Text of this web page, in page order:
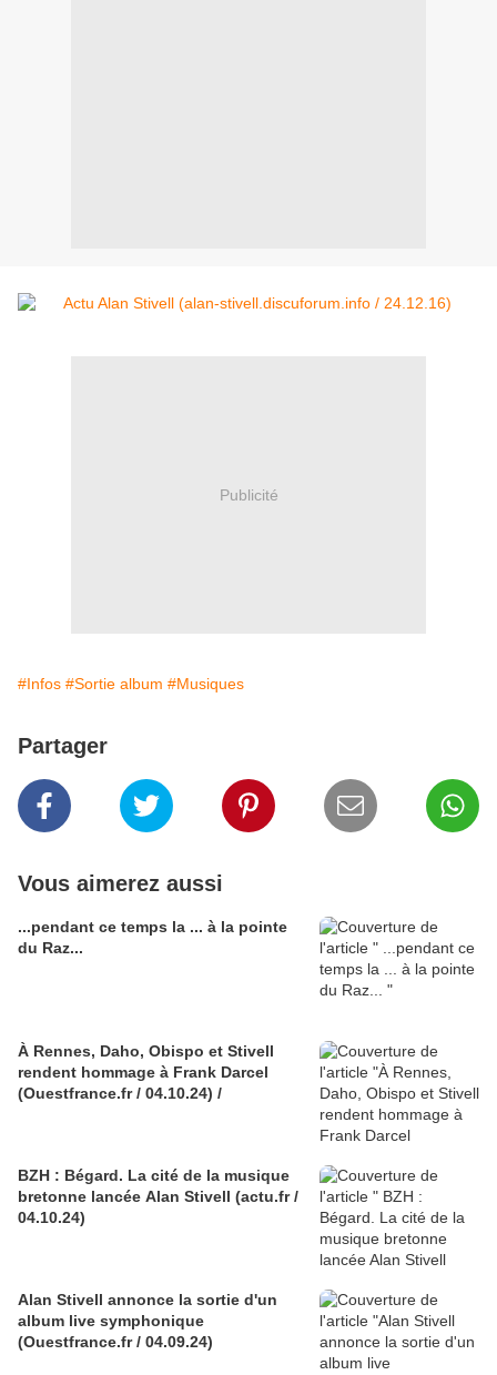
Publicité
#Infos #Sortie album #Musiques
Partager
Vous aimerez aussi
...pendant ce temps la ... à la pointe
du Raz...
À Rennes, Daho, Obispo et Stivell
rendent hommage à Frank Darcel
(Ouestfrance.fr / 04.10.24) /
BZH : Bégard. La cité de la musique
bretonne lancée Alan Stivell (actu.fr /
04.10.24)
Alan Stivell annonce la sortie d'un
album live symphonique
(Ouestfrance.fr / 04.09.24)